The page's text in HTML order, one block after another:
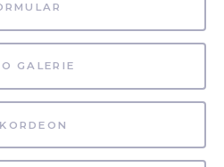
GALERIE